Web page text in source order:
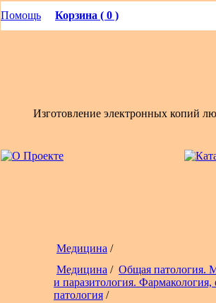
Помощь Корзина ( 0 )
Изготовление электронных копий
Медицина /
Медицина / Общая патология.
и паразитология.
патология /